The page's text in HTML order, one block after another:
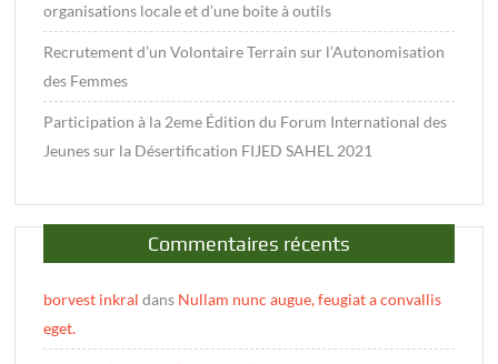
organisations locale et d’une boite à outils
Recrutement d’un Volontaire Terrain sur l’Autonomisation
des Femmes
Participation à la 2eme Édition du Forum International des
Jeunes sur la Désertification FIJED SAHEL 2021
Commentaires récents
borvest inkral dans Nullam nunc augue, feugiat a convallis
eget.